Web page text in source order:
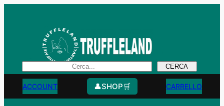
CERCA
ACCOUNT 👤SHOP🛒 CARRELLO